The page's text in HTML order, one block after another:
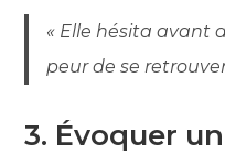
« Elle hésita avant
peur de se
3. Évoquer